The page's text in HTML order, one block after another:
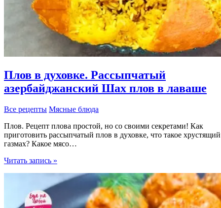
Плов в духовке. Рассыпчатый
азербайджанский Шах плов в лаваше
Все рецепты Мясные блюда
Плов. Рецепт плова простой, но со своими секретами! Как
приготовить рассыпчатый плов в духовке, что такое хрустящий
газмах? Какое мясо…
Плов
Рассыпчатый
азербайджанский
Читать запись »